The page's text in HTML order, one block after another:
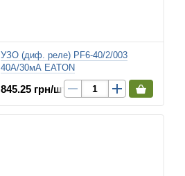
УЗО (диф. реле) PF6-40/2/003
40А/30мА EATON
845.25 грн/шт.